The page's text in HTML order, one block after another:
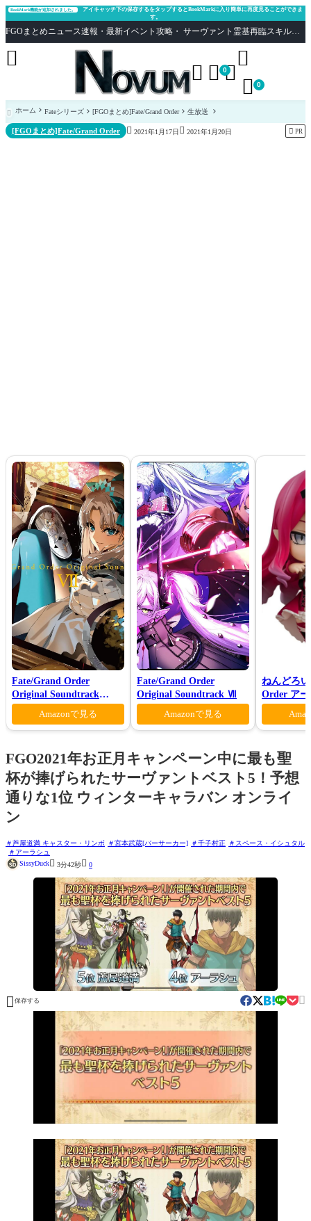
BookMark機能が追加されました。
アイキャッチ下の保存するをタップするとBookMarkに入り簡単に再度見ることができま
す。
FGOまとめニュース速報・最新イベント攻略・ サーヴァント霊基再臨スキル性能評価まとめ Fate/Grand Order
  0

 0

 ホーム Fateシリーズ [FGOまとめ]Fate/Grand Order 生放送
[FGOまとめ]Fate/Grand Order  2021年1月17日  2021年1月20日  PR
Fate/Grand Order
Original Soundtrack
Ⅶ(初回仕様限定盤)
Amazonで見る
Fate/Grand Order
Original Soundtrack Ⅶ
Amazonで見る
ねんどろ
Order ア
ァン シー
FGO2021年お正月キャンペーン中に最も聖
杯が捧げられたサーヴァントベスト5！予想
通りな1位 ウィンターキャラバン オンライ
ン
芦屋道満 キャスター・リンボ 宮本武蔵[バーサーカー] 千子村正
スペース・イシュタル
アーラシュ
SissyDuck 3分42秒 0
 保存する 